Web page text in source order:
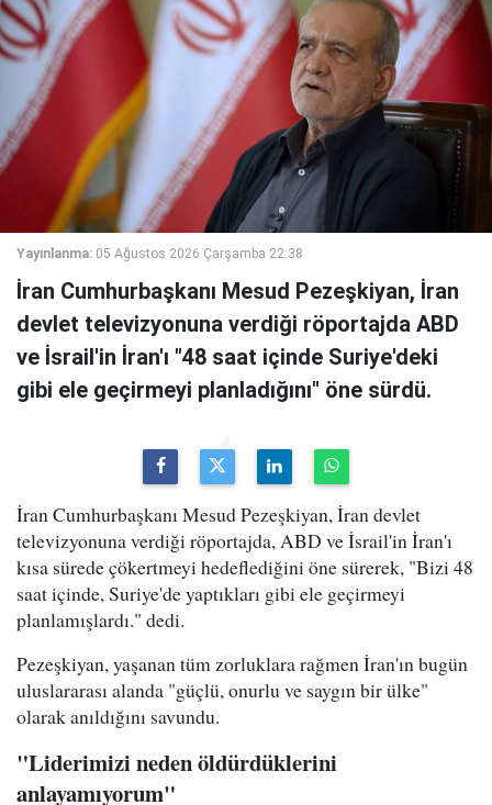
Yayınlanma: 05 Ağustos 2026 Çarşamba 22:38
İran Cumhurbaşkanı Mesud Pezeşkiyan, İran
devlet televizyonuna verdiği röportajda ABD
ve İsrail'in İran'ı "48 saat içinde Suriye'deki
gibi ele geçirmeyi planladığını" öne sürdü.
İran Cumhurbaşkanı Mesud Pezeşkiyan, İran devlet
televizyonuna verdiği röportajda, ABD ve İsrail'in İran'ı
kısa sürede çökertmeyi hedeflediğini öne sürerek, "Bizi 48
saat içinde, Suriye'de yaptıkları gibi ele geçirmeyi
planlamışlardı." dedi.
Pezeşkiyan, yaşanan tüm zorluklara rağmen İran'ın bugün
uluslararası alanda "güçlü, onurlu ve saygın bir ülke"
olarak anıldığını savundu.
"Liderimizi neden öldürdüklerini
anlayamıyorum"